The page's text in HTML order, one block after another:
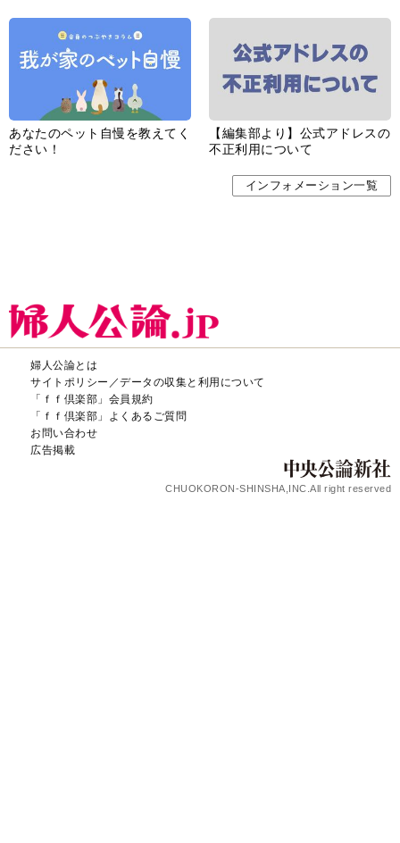
あなたのペット自慢を教えてく
ださい！
【編集部より】公式アドレスの
不正利用について
インフォメーション一覧
婦人公論とは
サイトポリシー／データの収集と利用について
「ｆｆ倶楽部」会員規約
「ｆｆ倶楽部」よくあるご質問
お問い合わせ
広告掲載
CHUOKORON-SHINSHA,INC.All right reserved